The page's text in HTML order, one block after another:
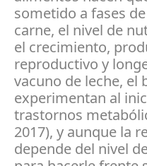
sometido a fases
carne, el nivel de
el crecimiento,
reproductivo y
vacuno de leche, el
experimentan al
trastornos
2017), y aunque la
depende del nivel